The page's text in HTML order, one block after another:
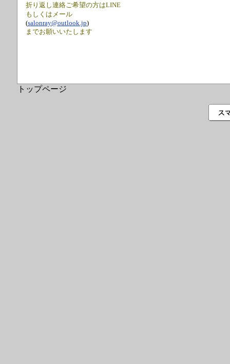
折り返し連絡ご希望の方はLINE
もしくはメール
(salonray@outlook.jp)
までお願いいたします
トップページ